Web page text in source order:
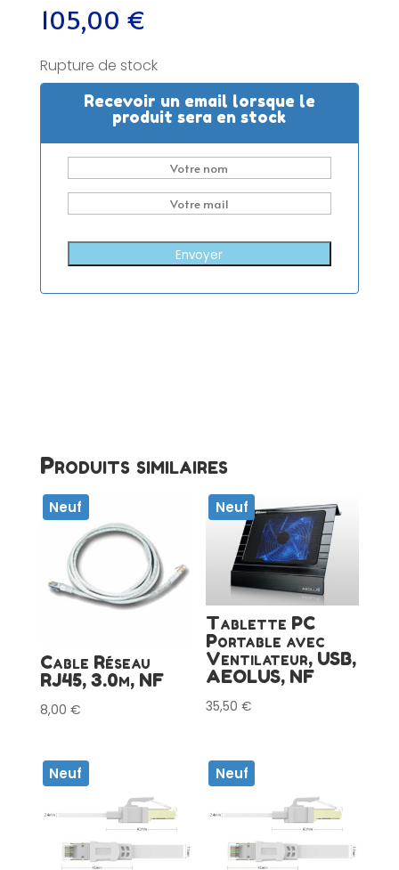
105,00 €
Rupture de stock
Recevoir un email lorsque le
produit sera en stock
Envoyer
Produits similaires
Neuf
Cable Réseau
RJ45, 3.0m, NF
8,00 €
Neuf
Tablette PC
Portable avec
Ventilateur, USB,
AEOLUS, NF
35,50€
Neuf Neuf